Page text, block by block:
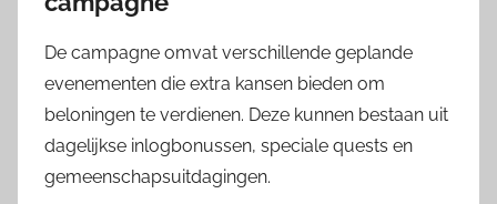
De campagne omvat verschillende geplande
evenementen die extra kansen bieden om
beloningen te verdienen. Deze kunnen bestaan uit
dagelijkse inlogbonussen, speciale quests en
gemeenschapsuitdagingen.